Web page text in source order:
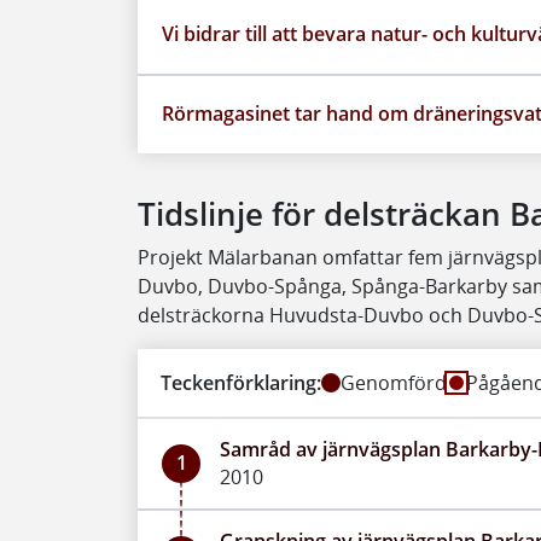
Vi bidrar till att bevara natur- och
Rörmagasinet tar hand om
Tidslinje för delsträckan
Projekt Mälarbanan omfattar fem
Duvbo, Duvbo-Spånga, Spånga-Barkarby
delsträckorna Huvudsta-Duvbo och
Teckenförklaring: Genomförd
1
Samråd av järnvägsplan
2010